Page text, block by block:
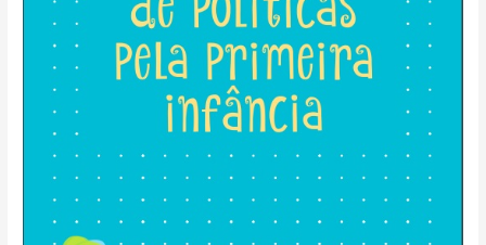
lançado